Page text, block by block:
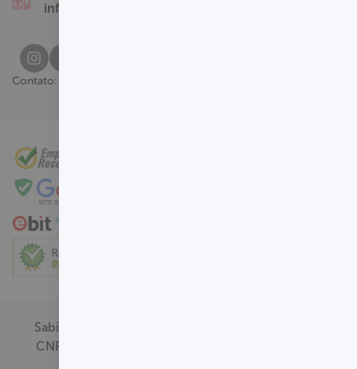
infantis
Contato:
Sabin Medicina Diagnóstica -
CNPJ - 00.718.528/0001-09